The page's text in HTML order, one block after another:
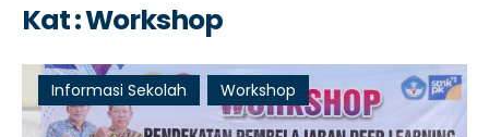
Kat : Workshop
Informasi Sekolah Workshop